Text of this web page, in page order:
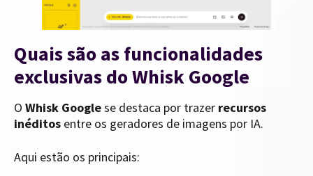
Quais são as funcionalidades
exclusivas do Whisk Google
O Whisk Googlese destaca por trazer recursos
inéditos entre os geradores de imagens por IA.
Aqui estão os principais: